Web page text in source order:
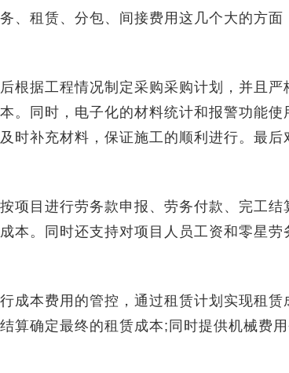
租赁、分包、间接费用这几个大的方面
据工程情况制定采购采购计划，并且严
。同时，电子化的材料统计和报警功能使
时补充材料，保证施工的顺利进行。最后
目进行劳务款申报、劳务付款、完工结
本。同时还支持对项目人员工资和零星劳
成本费用的管控，通过租赁计划实现租赁
算确定最终的租赁成本;同时提供机械费